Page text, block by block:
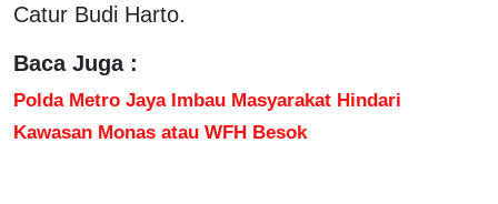
Catur Budi Harto.
Baca Juga :
Polda Metro Jaya Imbau Masyarakat Hindari
Kawasan Monas atau WFH Besok